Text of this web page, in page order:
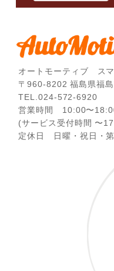
オートモーティブ ス
〒960-8202 福島県福
TEL.024-572-6920
営業時間 10:00〜
(サービス受付時間 〜
定休日 日曜・祝日・